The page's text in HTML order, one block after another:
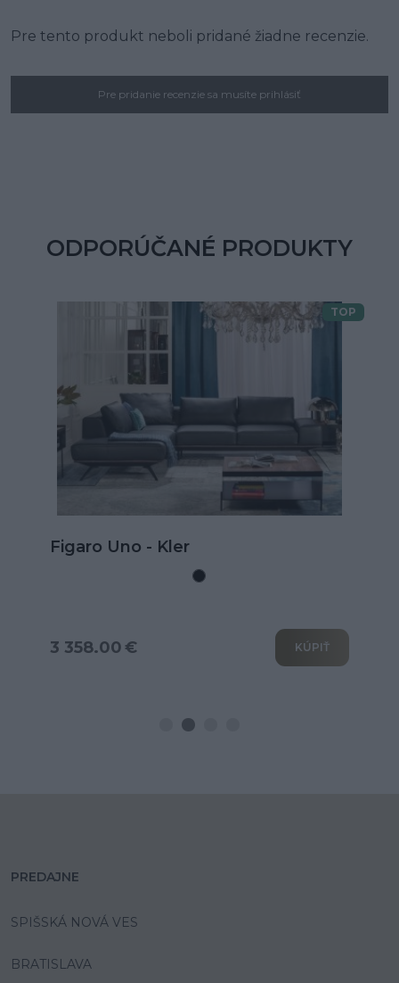
Pre tento produkt neboli pridané žiadne recenzie.
Pre pridanie recenzie sa musíte prihlásiť
ODPORÚČANÉ PRODUKTY
TOP
Doprava zdarma
Kožená rohová sedačka Goya s
rozkladom na spanie
3 802.00 € KÚPIŤ
PREDAJNE
SPIŠSKÁ NOVÁ VES
BRATISLAVA